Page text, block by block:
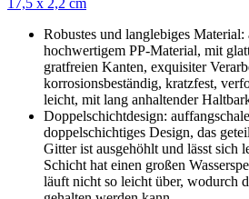
Robustes und langlebiges Material:
hochwertigem PP-Material, mit
gratfreien Kanten, exquisiter
korrosionsbeständig, kratzfest,
leicht, mit lang anhaltender
Doppelschichtdesign:
doppelschichtiges Design, das
Gitter ist ausgehöhlt und lässt sich
Schicht hat einen großen
läuft nicht so leicht über, wodurch